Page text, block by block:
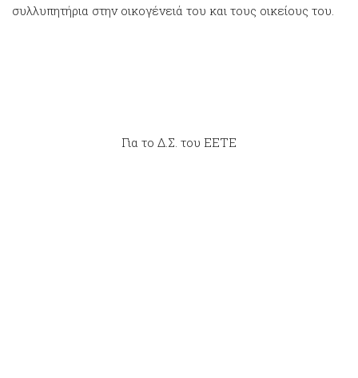
συλλυπητήρια στην οικογένειά του και τους οικείους του.
Για το Δ.Σ. του ΕΕΤΕ